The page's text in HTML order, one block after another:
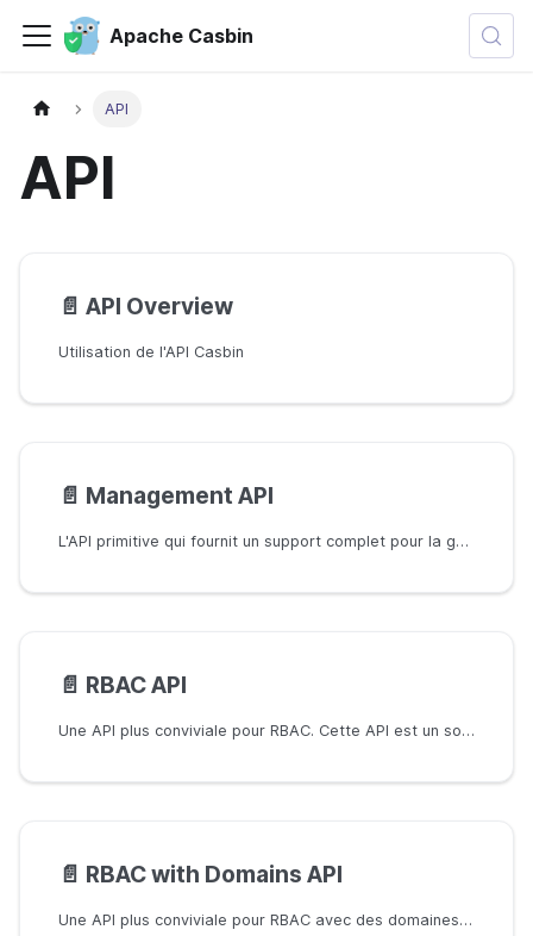
Apache Casbin
API
API
📄️ API Overview
Utilisation de l'API Casbin
📄️ Management API
L'API primitive qui fournit un support complet pour la gestion des politiques Casbin
📄️ RBAC API
Une API plus conviviale pour RBAC. Cette API est un sous-ensemble de l'API de gestion. Les utilisateurs RBAC pourraient utiliser cette API pour simplifier le code.
📄️ RBAC with Domains API
Une API plus conviviale pour RBAC avec des domaines. Cette API est un sous-ensemble de l'API de gestion. Les utilisateurs RBAC peuvent utiliser cette API pour simplifier leur code.